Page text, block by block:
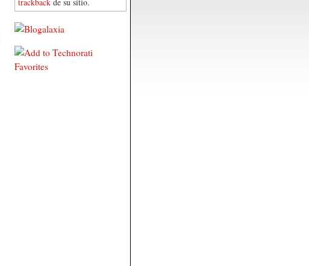
trackback de su sitio.